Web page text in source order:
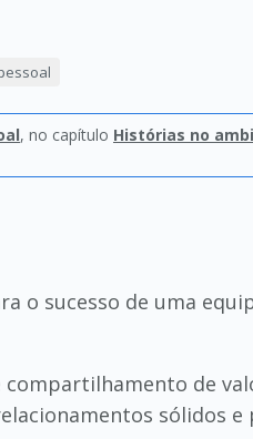
, no capítulo Histórias no
o sucesso de uma
de
sólidos